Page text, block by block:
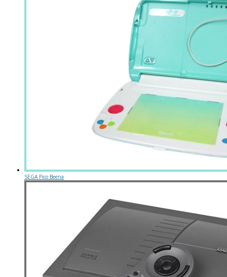
SEGA Pico Beena